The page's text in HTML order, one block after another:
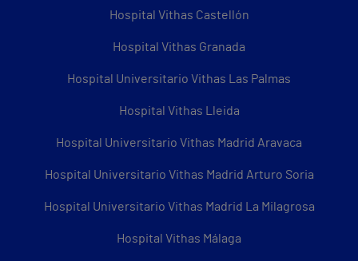
Hospital Vithas Castellón
Hospital Vithas Granada
Hospital Universitario Vithas Las Palmas
Hospital Vithas Lleida
Hospital Universitario Vithas Madrid Aravaca
Hospital Universitario Vithas Madrid Arturo Soria
Hospital Universitario Vithas Madrid La Milagrosa
Hospital Vithas Málaga